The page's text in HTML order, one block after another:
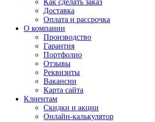
Как сделать заказ
Доставка
Оплата и рассрочка
О компании
Производство
Гарантия
Портфолио
Отзывы
Реквизиты
Вакансии
Карта сайта
Клиентам
Скидки и акции
Онлайн-калькулятор